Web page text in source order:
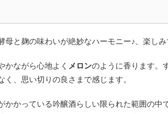
と麹の味わいが絶妙なハーモニー♪、楽しみ
ながら心地よく メロンのように香ります。
く、思い切りの良さまで感じます。
かっている吟醸酒らしい限られた範囲の中